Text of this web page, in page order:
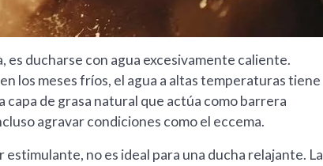
es ducharse con agua excesivamente caliente.
los meses fríos, el agua a altas temperaturas tiene
capa de grasa natural que actúa como barrera
agravar condiciones como el eccema.
no es ideal para una ducha relajante. La